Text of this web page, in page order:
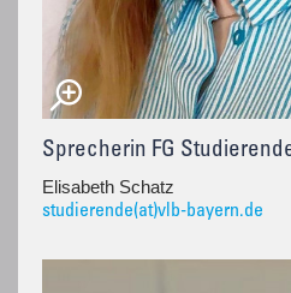
Sprecherin FG
Elisabeth Schatz
studierende(at)vlb-bayern.de